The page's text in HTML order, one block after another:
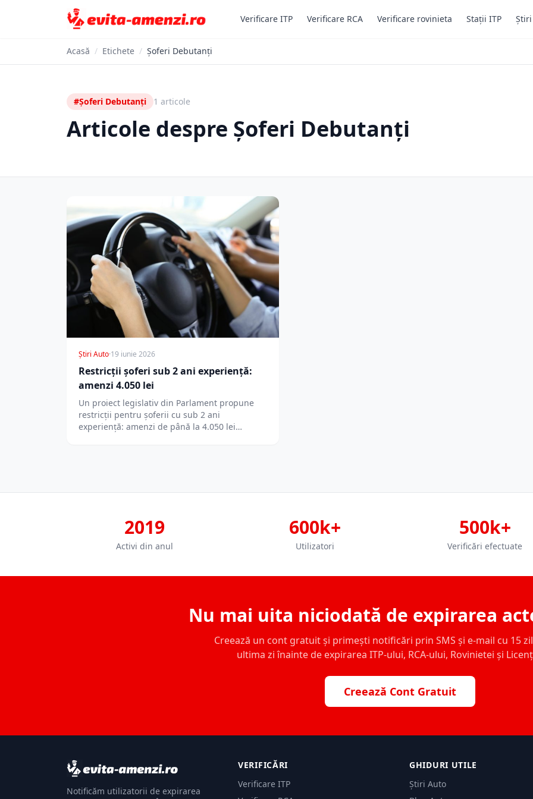
Verificare ITP Verificare RCA Verificare rovinieta Stații ITP
Acasă / Etichete / Șoferi Debutanți
#Șoferi Debutanți 1 articole
Articole despre Șoferi Debutanți
Știri Auto·19 iunie 2026
Restricții șoferi sub 2 ani experiență:
amenzi 4.050 lei
Un proiect legislativ din Parlament propune
restricții pentru șoferii cu sub 2 ani
experiență: amenzi de până la 4.050 lei…
2019
Activi din anul
600k+
Utilizatori
500k+
Verificări efectuate
Nu mai uita niciodată de expirarea
Creează un cont gratuit și primești notificări prin SMS și e-mail cu 15
ultima zi înainte de expirarea ITP-ului, RCA-ului, Rovinietei și
Creează Cont Gratuit
Notificăm utilizatorii de expirarea
VERIFICĂRI
Verificare ITP
GHIDURI UTILE
Știri Auto